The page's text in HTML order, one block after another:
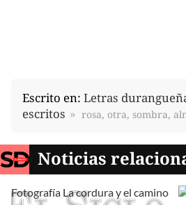
Escrito en: Letras
escritos
rosa, otra, sombra,
Noticias